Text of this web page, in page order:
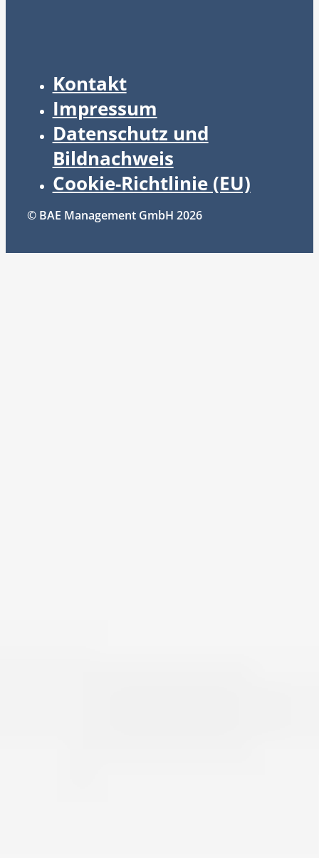
Kontakt
Impressum
Datenschutz und
Bildnachweis
Cookie-Richtlinie (EU)
© BAE Management GmbH 2026